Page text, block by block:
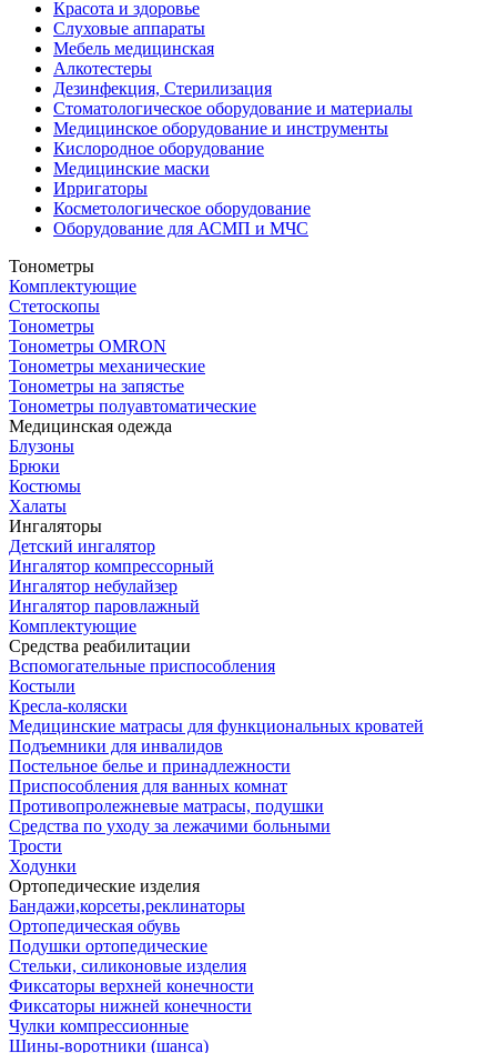
Красота и здоровье
Слуховые аппараты
Мебель медицинская
Алкотестеры
Дезинфекция, Стерилизация
Стоматологическое оборудование и материалы
Медицинское оборудование и инструменты
Кислородное оборудование
Медицинские маски
Ирригаторы
Косметологическое оборудование
Оборудование для АСМП и МЧС
Тонометры
Комплектующие
Стетоскопы
Тонометры
Тонометры OMRON
Тонометры механические
Тонометры на запястье
Тонометры полуавтоматические
Медицинская одежда
Блузоны
Брюки
Костюмы
Халаты
Ингаляторы
Детский ингалятор
Ингалятор компрессорный
Ингалятор небулайзер
Ингалятор паровлажный
Комплектующие
Средства реабилитации
Вспомогательные приспособления
Костыли
Кресла-коляски
Медицинские матрасы для функциональных кроватей
Подъемники для инвалидов
Постельное белье и принадлежности
Приспособления для ванных комнат
Противопролежневые матрасы, подушки
Средства по уходу за лежачими больными
Трости
Ходунки
Ортопедические изделия
Бандажи,корсеты,реклинаторы
Ортопедическая обувь
Подушки ортопедические
Стельки, силиконовые изделия
Фиксаторы верхней конечности
Фиксаторы нижней конечности
Чулки компрессионные
Шины-воротники (шанса)